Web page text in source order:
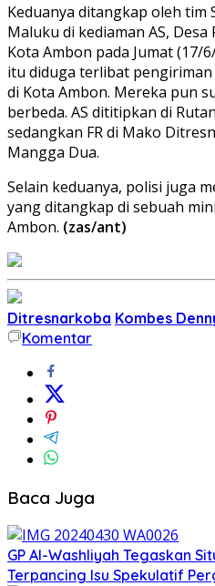
Keduanya ditangkap oleh tim
Maluku di kediaman AS, Desa
Kota Ambon pada Jumat (17/
itu diduga terlibat
di Kota Ambon. Mereka pun
berbeda. AS dititipkan di
sedangkan FR di Mako
Mangga Dua.
Selain keduanya, polisi juga
yang ditangkap di sebuah
Ambon. (zas/ant)
Ditresnarkoba Kombes
Komentar
Baca Juga
GP Al-Washliyah Tegaskan
Terpancing Isu Spekulatif